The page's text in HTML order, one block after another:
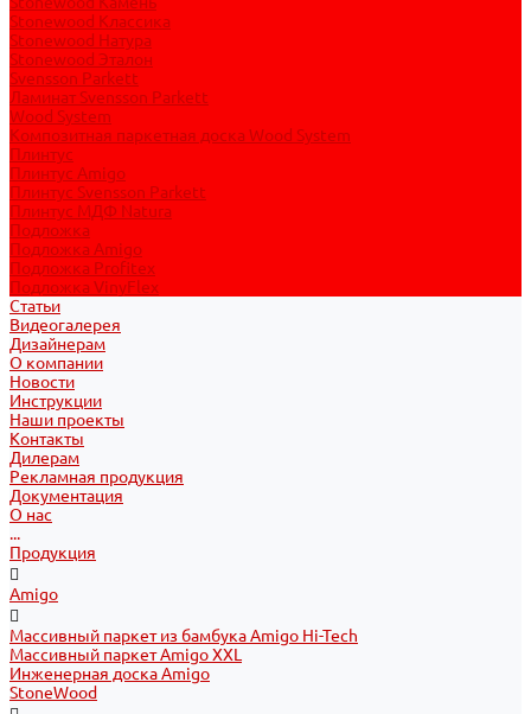
Stonewood Классика
Stonewood Натура
Stonewood Эталон
Svensson Parkett
Ламинат Svensson Parkett
Wood System
Композитная паркетная доска Wood System
Плинтус
Плинтус Amigo
Плинтус Svensson Parkett
Плинтус МДФ Natura
Подложка
Подложка Amigo
Подложка Profitex
Подложка VinyFlex
Статьи
Видеогалерея
Дизайнерам
О компании
Новости
Инструкции
Наши проекты
Контакты
Дилерам
Рекламная продукция
Документация
О нас
...
Продукция
Amigo
Массивный паркет из бамбука Amigo Hi-Tech
Массивный паркет Amigo XXL
Инженерная доска Amigo
StoneWood